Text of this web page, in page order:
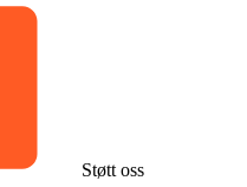
Støtt oss